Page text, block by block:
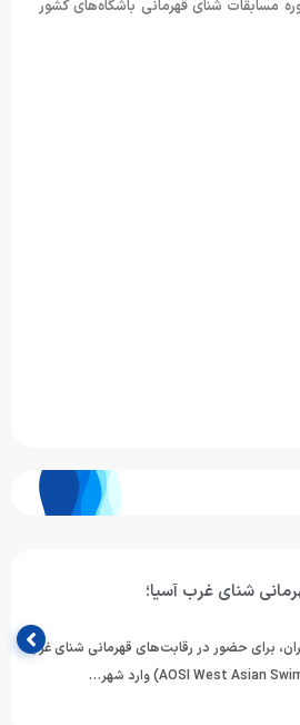
مسابقات شنای قهرمانی باشگاه‌های کشور
شنای غرب آسیا؛
برای حضور در رقابت‌های قهرمانی شنای غرب